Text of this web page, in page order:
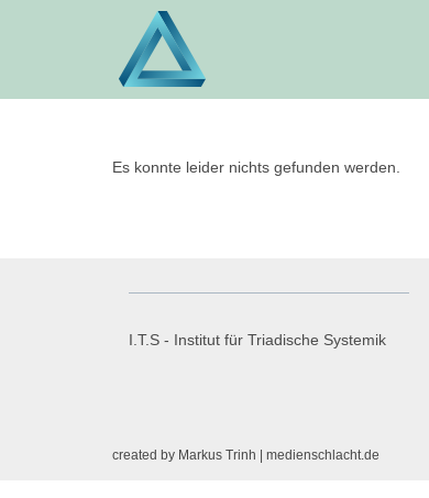
Es konnte leider nichts gefunden werden.
I.T.S - Institut für Triadische Systemik
created by Markus Trinh | medienschlacht.de